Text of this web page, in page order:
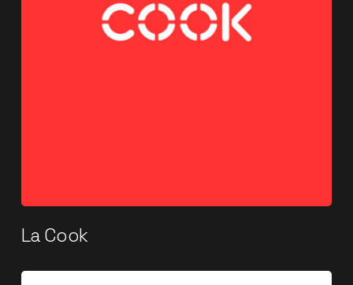
La Cook